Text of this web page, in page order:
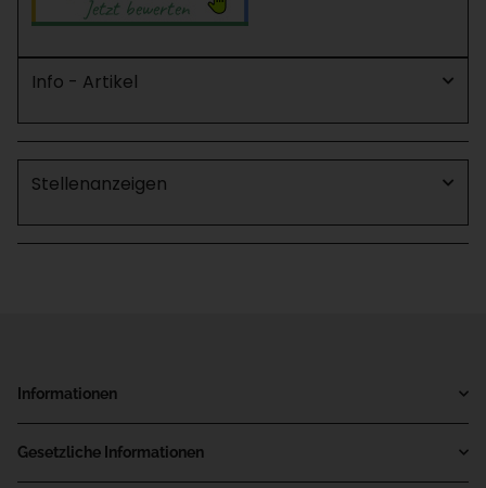
Info - Artikel
Stellenanzeigen
Informationen
Gesetzliche Informationen